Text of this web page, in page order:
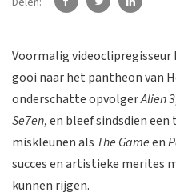
Voormalig videoclipregisseur
gooi naar het pantheon van
onderschatte opvolgerAlien 3
Se7en, en bleef sindsdien
miskleunen als The Gameen
succes en artistieke merites
kunnen rijgen.